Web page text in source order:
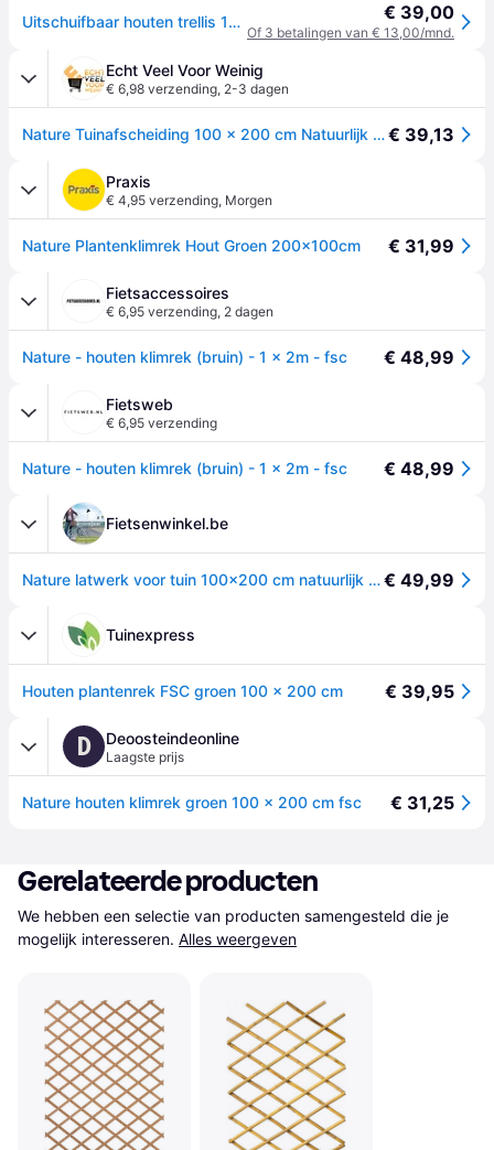
Uitschuifbaar houten trellis 100 x 200 cm Nature € 39,00
Of 3 betalingen van € 13,00/mnd.
Echt Veel Voor Weinig
€ 6,98 verzending, 2-3 dagen
Nature Tuinafscheiding 100 x 200 cm Natuurlijk hout€ 39,13
Praxis
€ 4,95 verzending, Morgen
Nature Plantenklimrek Hout Groen 200x100cm € 31,99
Fietsaccessoires
€ 6,95 verzending, 2 dagen
Nature - houten klimrek (bruin) - 1 x 2m - fsc € 48,99
Fietsweb
€ 6,95 verzending
Nature - houten klimrek (bruin) - 1 x 2m - fsc € 48,99
Fietsenwinkel.be
Nature latwerk voor tuin 100x200 cm natuurlijk hout 6041703€ 49,99
Tuinexpress
Houten plantenrek FSC groen 100 x 200 cm € 39,95
D Deoosteindeonline
Laagste prijs
Nature houten klimrek groen 100 x 200 cm fsc € 31,25
Gerelateerde producten
We hebben een selectie van producten samengesteld die je
mogelijk interesseren. Alles weergeven